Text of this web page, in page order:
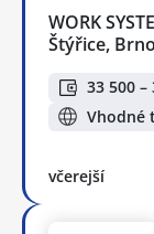
WORK
Štýřice, Brno
33 500 –
Vhodné
včerejší